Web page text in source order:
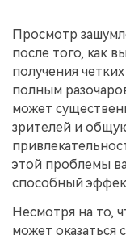
Темы видео
видео на YouTube
Центр авторов
Вдохновляйтесь
создателями
Истории
Клиенты делятся
историями с Filmora
Поддержка
Приступая к
Просмотр
после того, как
получения
полным
может
зрителей и
этой проблемы
способный
Несмотря на то,
может оказаться